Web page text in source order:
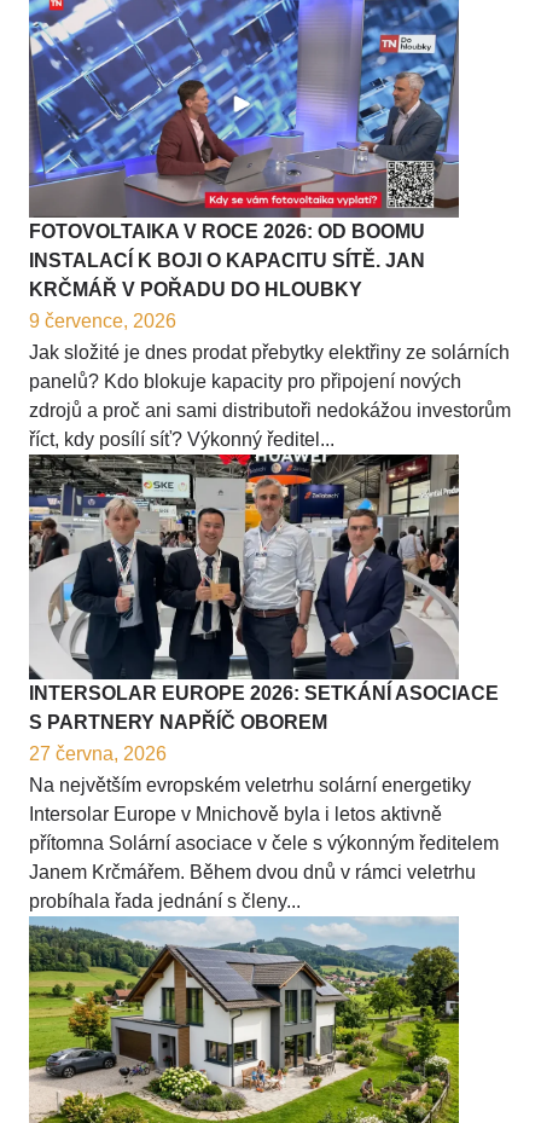
FOTOVOLTAIKA V ROCE 2026: OD BOOMU
INSTALACÍ K BOJI O KAPACITU SÍTĚ. JAN
KRČMÁŘ V POŘADU DO HLOUBKY
9 července, 2026
Jak složité je dnes prodat přebytky elektřiny ze solárních
panelů? Kdo blokuje kapacity pro připojení nových
zdrojů a proč ani sami distributoři nedokážou investorům
říct, kdy posílí síť? Výkonný ředitel...
INTERSOLAR EUROPE 2026: SETKÁNÍ ASOCIACE
S PARTNERY NAPŘÍČ OBOREM
27 června, 2026
Na největším evropském veletrhu solární energetiky
Intersolar Europe v Mnichově byla i letos aktivně
přítomna Solární asociace v čele s výkonným ředitelem
Janem Krčmářem. Během dvou dnů v rámci veletrhu
probíhala řada jednání s členy...